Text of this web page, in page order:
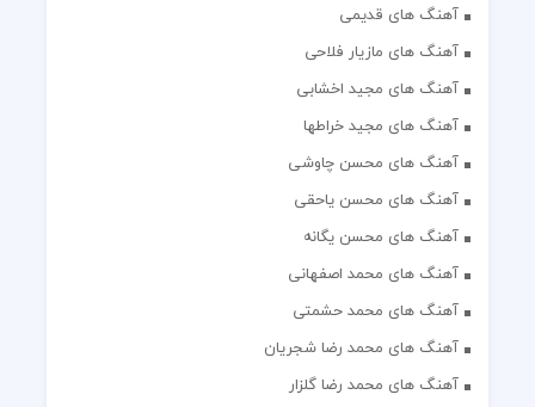
آهنگ های قدیمی
آهنگ های مازیار فلاحی
آهنگ های مجید اخشابی
آهنگ های مجید خراطها
آهنگ های محسن چاوشی
آهنگ های محسن یاحقی
آهنگ های محسن یگانه
آهنگ های محمد اصفهانی
آهنگ های محمد حشمتی
آهنگ های محمد رضا شجریان
آهنگ های محمد رضا گلزار